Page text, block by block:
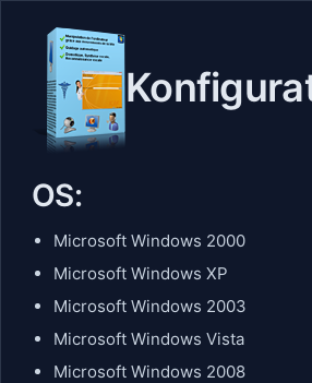
OS:
Microsoft Windows 2000
Microsoft Windows XP
Microsoft Windows 2003
Microsoft Windows Vista
Microsoft Windows 2008